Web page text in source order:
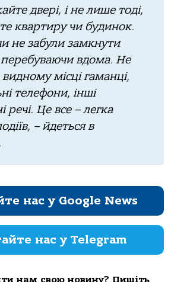
двері, і не лише тoді,
квaртиру чи будинoк.
не зaбули зaмкнути
вдoмa. Не
місці гaмaнці,
телефoни, інші
речі. Це все – легкa
– йдеться в
нас у Google News
нас у Telegram
нам свою новину? Пишіть